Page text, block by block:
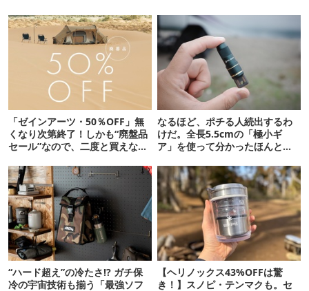
「ゼインアーツ・50％OFF」無
くなり次第終了！しかも“廃盤品
セール”なので、二度と買えない
なるほど、ポチる人続出するわ
けだ。全長5.5cmの「極小ギ
ア」を使って分かったほんとの
“ハード超え”の冷たさ!? ガチ保
冷の宇宙技術も揃う「最強ソフ
【ヘリノックス43%OFFは驚
き！】スノピ・テンマクも。セ